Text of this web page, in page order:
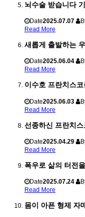
뇌수술 받습니다
Date2025.07.07
Read More
새롭게 출발하는
Date2025.06.04
Read More
이수호 프란치스
Date2025.06.03
Read More
선종하신 프란치
Date2025.04.29
Read More
폭우로 삶의 터전
Date2025.07.24
Read More
몸이 아픈 형제 자